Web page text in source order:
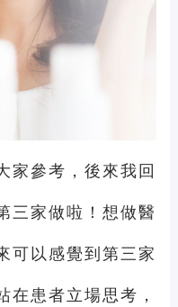
家參考，後來我回
三家做啦！想做醫
可以感覺到第三家
在患者立場思考，